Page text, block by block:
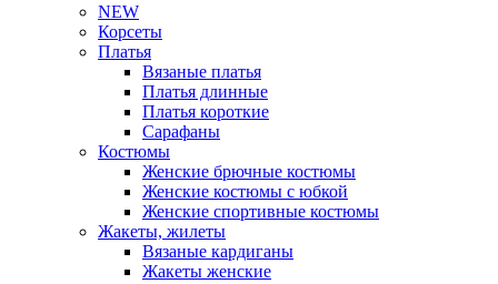
NEW
Корсеты
Платья
Вязаные платья
Платья длинные
Платья короткие
Сарафаны
Костюмы
Женские брючные костюмы
Женские костюмы с юбкой
Женские спортивные костюмы
Жакеты, жилеты
Вязаные кардиганы
Жакеты женские